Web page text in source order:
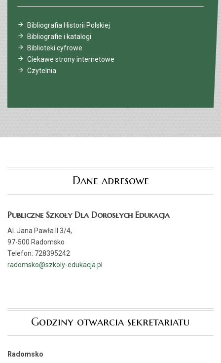
Bibliografia Historii Polskiej
Bibliografie i katalogi
Biblioteki cyfrowe
Ciekawe strony internetowe
Czytelnia
Dane adresowe
Publiczne Szkoły Dla Dorosłych Edukacja
Al. Jana Pawła II 3/4,
97-500 Radomsko
Telefon: 728395242
radomsko@szkoly-edukacja.p
Godziny otwarcia sekretariatu
Radomsko